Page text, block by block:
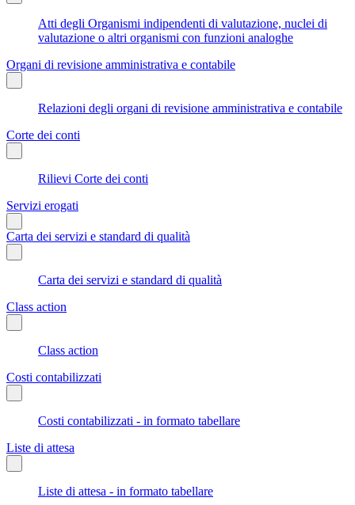
Atti degli Organismi indipendenti di valutazione, nuclei di
valutazione o altri organismi con funzioni analoghe
Organi di revisione amministrativa e contabile
Relazioni degli organi di revisione amministrativa e contabile
Corte dei conti
Rilievi Corte dei conti
Servizi erogati
Carta dei servizi e standard di qualità
Carta dei servizi e standard di qualità
Class action
Class action
Costi contabilizzati
Costi contabilizzati - in formato tabellare
Liste di attesa
Liste di attesa - in formato tabellare